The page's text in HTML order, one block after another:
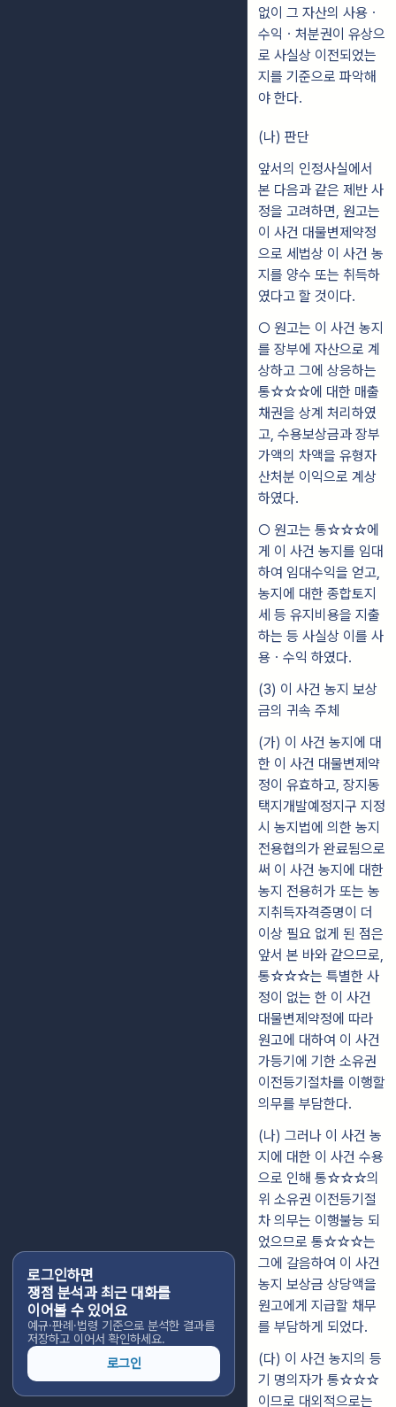
로그인하면
쟁점 분석과 최근 대화를
이어볼 수 있어요
예규·판례·법령 기준으로 분석한 결과를
저장하고 이어서 확인하세요.
로그인
없이 그 자산의 사용ㆍ
수익ㆍ처분권이 유상으
로 사실상 이전되었는
지를 기준으로 파악해
야 한다.
(나) 판단
앞서의 인정사실에서
본 다음과 같은 제반 사
정을 고려하면, 원고는
이 사건 대물변제약정
으로 세법상 이 사건 농
지를 양수 또는 취득하
였다고 할 것이다.
○ 원고는 이 사건 농지
를 장부에 자산으로 계
상하고 그에 상응하는
통☆☆☆에 대한 매출
채권을 상계 처리하였
고, 수용보상금과 장부
가액의 차액을 유형자
산처분 이익으로 계상
하였다.
○ 원고는 통☆☆☆에
게 이 사건 농지를 임대
하여 임대수익을 얻고,
농지에 대한 종합토지
세 등 유지비용을 지출
하는 등 사실상 이를 사
용ㆍ수익 하였다.
(3) 이 사건 농지 보상
금의 귀속 주체
(가) 이 사건 농지에 대
한 이 사건 대물변제약
정이 유효하고, 장지동
택지개발예정지구 지정
시 농지법에 의한 농지
전용협의가 완료됨으로
써 이 사건 농지에 대한
농지 전용허가 또는 농
지취득자격증명이 더
이상 필요 없게 된 점은
앞서 본 바와 같으므로,
통☆☆☆는 특별한 사
정이 없는 한 이 사건
대물변제약정에 따라
원고에 대하여 이 사건
가등기에 기한 소유권
이전등기절차를 이행할
의무를 부담한다.
(나) 그러나 이 사건 농
지에 대한 이 사건 수용
으로 인해 통☆☆☆의
위 소유권 이전등기절
차 의무는 이행불능 되
었으므로 통☆☆☆는
그에 갈음하여 이 사건
농지 보상금 상당액을
원고에게 지급할 채무
를 부담하게 되었다.
(다) 이 사건 농지의 등
기 명의자가 통☆☆☆
이므로 대외적으로는